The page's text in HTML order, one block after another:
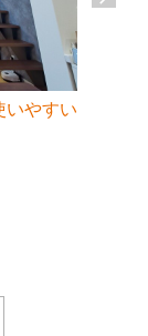
いやすい